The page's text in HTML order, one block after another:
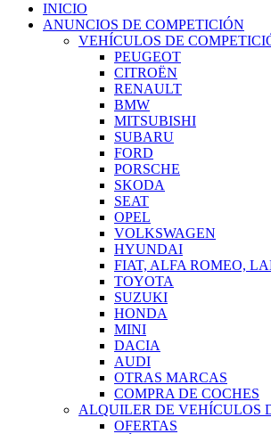
INICIO
ANUNCIOS DE COMPETICIÓN
VEHÍCULOS DE
PEUGEOT
CITROËN
RENAULT
BMW
MITSUBISHI
SUBARU
FORD
PORSCHE
SKODA
SEAT
OPEL
VOLKSWAGEN
HYUNDAI
FIAT, ALFA ROMEO,
TOYOTA
SUZUKI
HONDA
MINI
DACIA
AUDI
OTRAS MARCAS
COMPRA DE COCHES
ALQUILER DE VEHÍCULOS
OFERTAS